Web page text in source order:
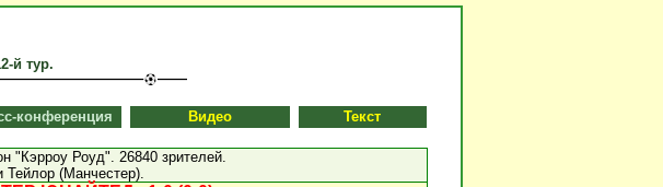
й тур.
конференция Видео Текст
"Кэрроу Роуд". 26840 зрителей.
Тейлор (Манчестер).